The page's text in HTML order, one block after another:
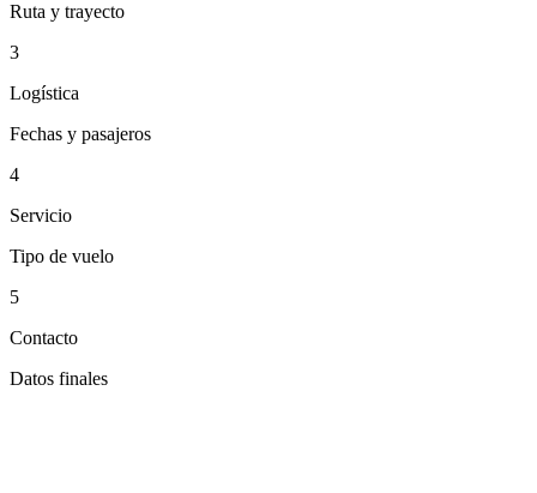
Ruta y trayecto
3
Logística
Fechas y pasajeros
4
Servicio
Tipo de vuelo
5
Contacto
Datos finales